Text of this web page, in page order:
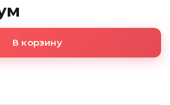
В корзину